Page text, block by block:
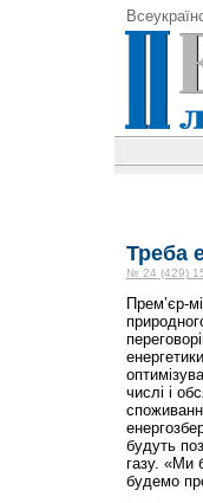
Треба
№ 24 (429)
Прем’єр-
числі і
будуть
газу. «Ми
будемо